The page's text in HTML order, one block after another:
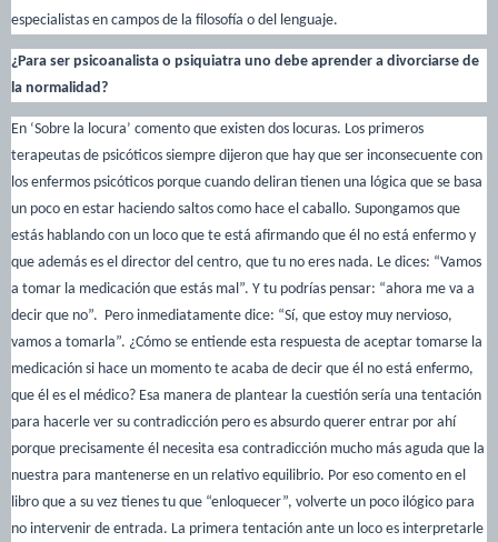
especialistas en campos de la filosofía o del lenguaje.
¿Para ser psicoanalista o psiquiatra uno debe aprender a divorciarse de
la normalidad?
En ‘Sobre la locura’ comento que existen dos locuras. Los primeros
terapeutas de psicóticos siempre dijeron que hay que ser inconsecuente con
los enfermos psicóticos porque cuando deliran tienen una lógica que se basa
un poco en estar haciendo saltos como hace el caballo. Supongamos que
estás hablando con un loco que te está afirmando que él no está enfermo y
que además es el director del centro, que tu no eres nada. Le dices: “Vamos
a tomar la medicación que estás mal”. Y tu podrías pensar: “ahora me va a
decir que no”. Pero inmediatamente dice: “Sí, que estoy muy nervioso,
vamos a tomarla”. ¿Cómo se entiende esta respuesta de aceptar tomarse la
medicación si hace un momento te acaba de decir que él no está enfermo,
que él es el médico? Esa manera de plantear la cuestión sería una tentación
para hacerle ver su contradicción pero es absurdo querer entrar por ahí
porque precisamente él necesita esa contradicción mucho más aguda que la
nuestra para mantenerse en un relativo equilibrio. Por eso comento en el
libro que a su vez tienes tu que “enloquecer”, volverte un poco ilógico para
no intervenir de entrada. La primera tentación ante un loco es interpretarle